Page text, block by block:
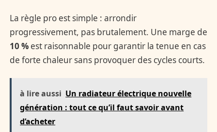
La règle pro est simple : arrondir
progressivement, pas brutalement. Une marge de
10 % est raisonnable pour garantir la tenue en cas
de forte chaleur sans provoquer des cycles courts.
à lire aussi Un radiateur électrique nouvelle
génération : tout ce qu’il faut savoir avant
d’acheter